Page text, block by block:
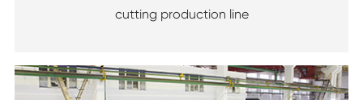
cutting production line